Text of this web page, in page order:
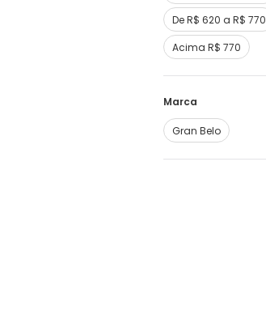
De R$ 620 a R$ 770
Acima R$ 770
Marca
Gran Belo